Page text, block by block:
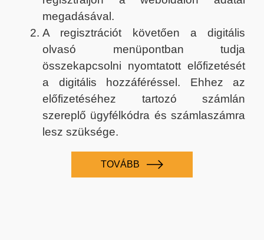
megadásával.
A regisztrációt követően a digitális
olvasó menüpontban tudja
összekapcsolni nyomtatott előfizetését
a digitális hozzáféréssel. Ehhez az
előfizetéséhez tartozó számlán
szereplő ügyfélkódra és számlaszámra
lesz szüksége.
TOVÁBB